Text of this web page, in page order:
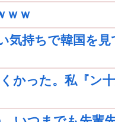
ｗｗ
気持ちで韓国を
かった。私『ン